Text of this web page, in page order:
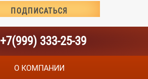
+7(999) 333-25-39
О КОМПАНИИ